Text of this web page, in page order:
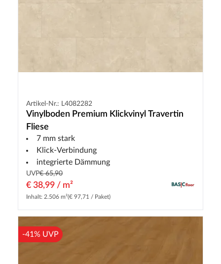
Artikel-Nr.: L4082282
Vinylboden Premium Klickvinyl Travertin
Fliese
7 mm stark
Klick-Verbindung
integrierte Dämmung
UVP€ 65,90
€ 38,99 / m²
Inhalt: 2.506 m²(€ 97,71 / Paket)
-41% UVP